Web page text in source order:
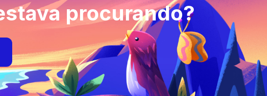
procurando?